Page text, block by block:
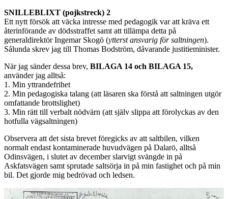
SNILLEBLIXT (pojkstreck) 2
Ett nytt försök att väcka intresse med pedagogik var att kräva ett
återinförande av dödsstraffet samt att tillämpa detta på
generaldirektör Ingemar Skogö (ytterst ansvarig för saltningen).
Sålunda skrev jag till Thomas Bodström, dåvarande justitieminister.
När jag sänder dessa brev, BILAGA 14 och BILAGA 15,
använder jag alltså:
1. Min yttrandefrihet
2. Min pedagogiska talang (att läsaren ska förstå att saltningen utgör
omfattande brottslighet)
3. Min rätt till verbalt nödvärn (att själv slippa att förolyckas av den
hotfulla vägsaltningen)
Observera att det sista brevet föregicks av att saltbilen, vilken
normalt endast kontaminerade huvudvägen på Dalarö, alltså
Odinsvägen, i slutet av december slarvigt svängde in på
Askfatsvägen samt sprutade saltsörja in på min fastighet och på min
bil. Det gjorde mig bedrövad och ledsen.